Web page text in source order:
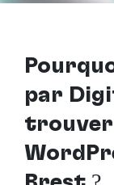
par
trouver